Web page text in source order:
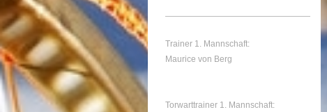
Trainer 1. Mannschaft:
Maurice von Berg
Torwarttrainer 1. Mannschaft: